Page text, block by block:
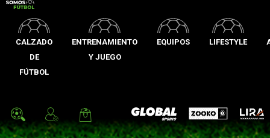
CALZADO
DE
FÚTBOL
ENTRENAMIENTO
Y JUEGO
EQUIPOS LIFESTYLE
Global Sports Zooko Lira